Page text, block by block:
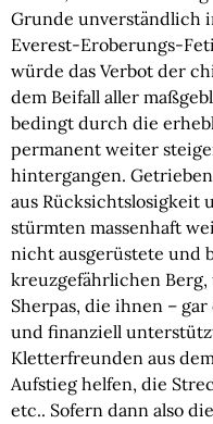
Grunde unverständlich
Everest-Eroberungs-
würde das Verbot der
dem Beifall aller
bedingt durch die
permanent weiter
hintergangen.
aus Rücksichtslosigkeit
stürmten massenhaft
nicht ausgerüstete und
kreuzgefährlichen
Sherpas, die ihnen –
und finanziell
Kletterfreunden aus
Aufstieg helfen, die
etc.. Sofern dann also